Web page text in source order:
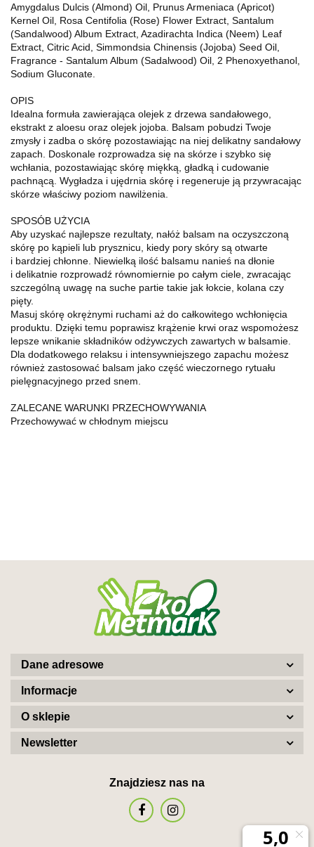
Amygdalus Dulcis (Almond) Oil, Prunus Armeniaca (Apricot)
Kernel Oil, Rosa Centifolia (Rose) Flower Extract, Santalum
(Sandalwood) Album Extract, Azadirachta Indica (Neem) Leaf
Extract, Citric Acid, Simmondsia Chinensis (Jojoba) Seed Oil,
Fragrance - Santalum Album (Sadalwood) Oil, 2 Phenoxyethanol,
Sodium Gluconate.
OPIS
Idealna formuła zawierająca olejek z drzewa sandałowego,
ekstrakt z aloesu oraz olejek jojoba. Balsam pobudzi Twoje
zmysły i zadba o skórę pozostawiając na niej delikatny sandałowy
zapach. Doskonale rozprowadza się na skórze i szybko się
wchłania, pozostawiając skórę miękką, gładką i cudowanie
pachnącą. Wygładza i ujędrnia skórę i regeneruje ją przywracając
skórze właściwy poziom nawilżenia.
SPOSÓB UŻYCIA
Aby uzyskać najlepsze rezultaty, nałóż balsam na oczyszczoną
skórę po kąpieli lub prysznicu, kiedy pory skóry są otwarte
i bardziej chłonne. Niewielką ilość balsamu nanieś na dłonie
i delikatnie rozprowadź równomiernie po całym ciele, zwracając
szczególną uwagę na suche partie takie jak łokcie, kolana czy
pięty.
Masuj skórę okrężnymi ruchami aż do całkowitego wchłonięcia
produktu. Dzięki temu poprawisz krążenie krwi oraz wspomożesz
lepsze wnikanie składników odżywczych zawartych w balsamie.
Dla dodatkowego relaksu i intensywniejszego zapachu możesz
również zastosować balsam jako część wieczornego rytuału
pielęgnacyjnego przed snem.
ZALECANE WARUNKI PRZECHOWYWANIA
Przechowywać w chłodnym miejscu
Dane adresowe
Informacje
O sklepie
Newsletter
Znajdziesz nas na